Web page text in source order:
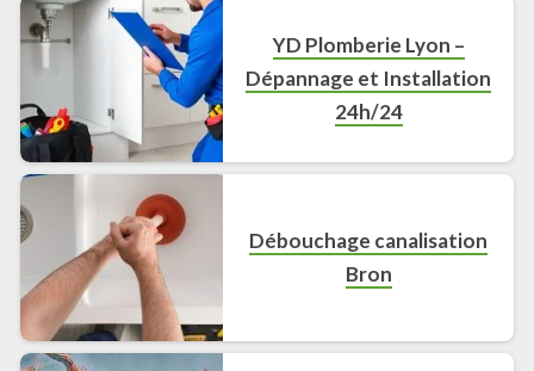
YD Plomberie Lyon –
Dépannage et Installation
24h/24
Débouchage canalisation
Bron